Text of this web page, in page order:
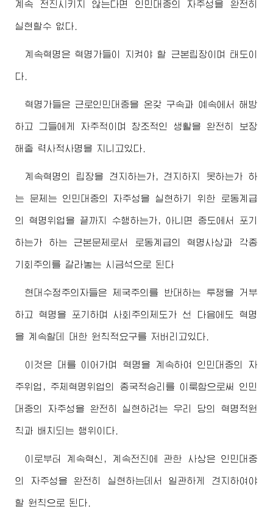
계속 전진시키지 않는다면 인민대중의 자주성을 완전히
실현할수 없다.
계속혁명은 혁명가들이 지켜야 할 근본립장이며 태도이
다.
혁명가들은 근로인민대중을 온갖 구속과 예속에서 해방
하고 그들에게 자주적이며 창조적인 생활을 완전히 보장
해줄 력사적사명을 지니고있다.
계속혁명의 립장을 견지하는가, 견지하지 못하는가 하
는 문제는 인민대중의 자주성을 실현하기 위한 로동계급
의 혁명위업을 끝까지 수행하는가, 아니면 중도에서 포기
하는가 하는 근본문제로서 로동계급의 혁명사상과 각종
기회주의를 갈라놓는 시금석으로 된다
현대수정주의자들은 제국주의를 반대하는 투쟁을 거부
하고 혁명을 포기하며 사회주의제도가 선 다음에도 혁명
을 계속할데 대한 원칙적요구를 저버리고있다.
이것은 대를 이어가며 혁명을 계속하여 인민대중의 자
주위업, 주체혁명위업의 종국적승리를 이룩함으로써 인민
대중의 자주성을 완전히 실현하려는 우리 당의 혁명적원
칙과 배치되는 행위이다.
이로부터 계속혁신, 계속전진에 관한 사상은 인민대중
의 자주성을 완전히 실현하는데서 일관하게 견지하여야
할 원칙으로 된다.